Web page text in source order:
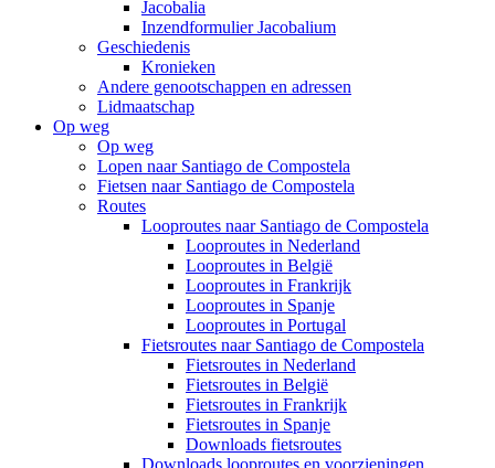
Jacobalia
Inzendformulier Jacobalium
Geschiedenis
Kronieken
Andere genootschappen en adressen
Lidmaatschap
Op weg
Op weg
Lopen naar Santiago de Compostela
Fietsen naar Santiago de Compostela
Routes
Looproutes naar Santiago de Compostela
Looproutes in Nederland
Looproutes in België
Looproutes in Frankrijk
Looproutes in Spanje
Looproutes in Portugal
Fietsroutes naar Santiago de Compostela
Fietsroutes in Nederland
Fietsroutes in België
Fietsroutes in Frankrijk
Fietsroutes in Spanje
Downloads fietsroutes
Downloads looproutes en voorzieningen